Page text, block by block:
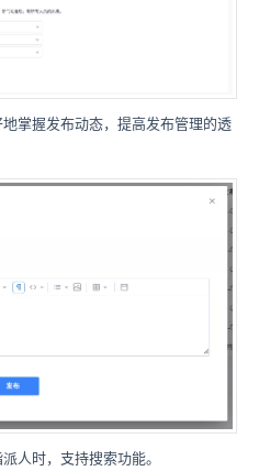
掌握发布动态，提高发布管理的透
人时，支持搜索功能。